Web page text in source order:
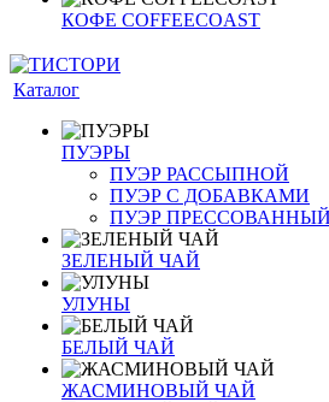
КОФЕ COFFEECOAST
Каталог
ПУЭРЫ
ПУЭР РАССЫПНОЙ
ПУЭР С ДОБАВКАМИ
ПУЭР ПРЕССОВАННЫЙ
ЗЕЛЕНЫЙ ЧАЙ
УЛУНЫ
БЕЛЫЙ ЧАЙ
ЖАСМИНОВЫЙ ЧАЙ